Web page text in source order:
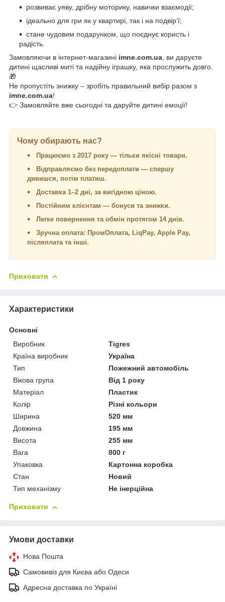
розвиває уяву, дрібну моторику, навички взаємодії;
ідеально для гри як у квартирі, так і на подвір’ї;
стане чудовим подарунком, що поєднує користь і
радість.
Замовляючи в інтернет-магазині imne.com.ua , ви даруєте
дитині щасливі миті та надійну іграшку, яка прослужить довго.
🎁
Не пропустіть знижку – зробіть правильний вибір разом з
imne.com.ua!
👉 Замовляйте вже сьогодні та даруйте дитині емоції!
Чому обирають нас?
Працюємо з 2017 року — тільки якісні товари.
Відправляємо без передоплати — спершу
дивишся, потім платиш.
Доставка 1–2 дні, за вигідною ціною.
Постійним клієнтам — бонуси та знижки.
Легке повернення та обмін протягом 14 днів.
Зручна оплата: ПромОплата, LiqPay, Apple Pay,
післяплата та інші.
Приховати
Характеристики
Основні
Виробник
Tigres
Країна виробник
Україна
Тип
Пожежний автомобіль
Вікова група
Від 1 року
Матеріал
Пластик
Колір
Різні кольори
Ширина
520 мм
Довжина
195 мм
Висота
255 мм
Вага
800 г
Упаковка
Картонна коробка
Стан
Новий
Тип механізму
Не інерційна
Приховати
Умови доставки
Нова Пошта
Самовивіз для Києва або Одеси
Адресна доставка по Україні